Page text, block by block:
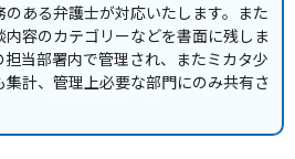
ある弁護士が対応いたします。また
容のカテゴリーなどを書面に残しま
当部署内で管理され、またミカタ少
計、管理上必要な部門にのみ共有さ